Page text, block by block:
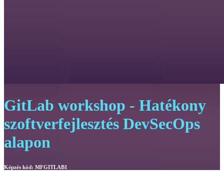
GitLab workshop - Hatékony
szoftverfejlesztés DevSecOps
alapon
Képzés kód: MFGITLAB1